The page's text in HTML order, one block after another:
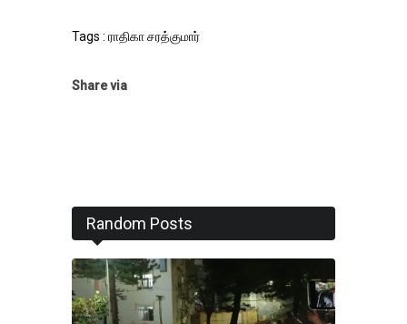
Tags : ராதிகா சரத்குமார்
Share via
Random Posts